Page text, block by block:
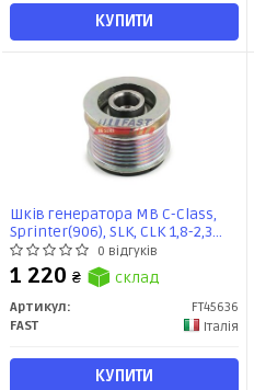
КУПИТИ
Шків генератора MB C-Class,
Sprinter(906), SLK, CLK 1,8-2,3
(08-) (FT45636) Fast
0 відгуків
1 220 ₴ склад
Артикул:
FT45636
FAST
Італія
КУПИТИ